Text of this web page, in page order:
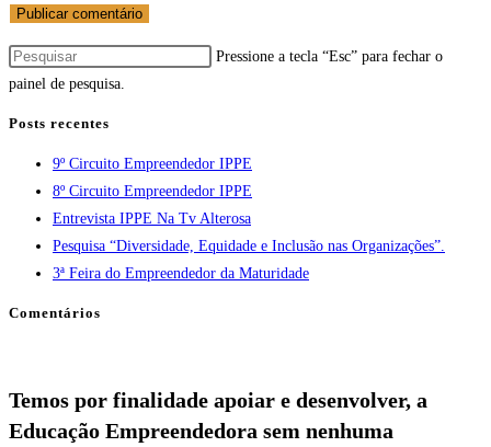
Pressione a tecla “Esc” para fechar o
painel de pesquisa.
Posts recentes
9º Circuito Empreendedor IPPE
8º Circuito Empreendedor IPPE
Entrevista IPPE Na Tv Alterosa
Pesquisa “Diversidade, Equidade e Inclusão nas Organizações”.
3ª Feira do Empreendedor da Maturidade
Comentários
Temos por finalidade apoiar e desenvolver, a
Educação Empreendedora sem nenhuma